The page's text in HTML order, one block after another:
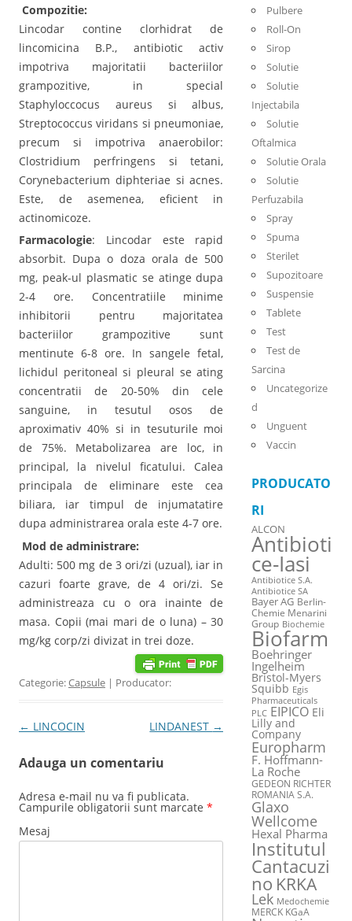
Compozitie:
Lincodar contine clorhidrat de
lincomicina B.P., antibiotic activ
impotriva majoritatii bacteriilor
grampozitive, in special
Staphyloccocus aureus si albus,
Streptococcus viridans si pneumoniae,
precum si impotriva anaerobilor:
Clostridium perfringens si tetani,
Corynebacterium diphteriae si acnes.
Este, de asemenea, eficient in
actinomicoze.
Farmacologie: Lincodar este rapid
absorbit. Dupa o doza orala de 500
mg, peak-ul plasmatic se atinge dupa
2-4 ore. Concentratiile minime
inhibitorii pentru majoritatea
bacteriilor grampozitive sunt
mentinute 6-8 ore. In sangele fetal,
lichidul peritoneal si pleural se ating
concentratii de 20-50% din cele
sanguine, in tesutul osos de
aproximativ 40% si in tesuturile moi
de 75%. Metabolizarea are loc, in
principal, la nivelul ficatului. Calea
principala de eliminare este cea
biliara, iar timpul de injumatatire
dupa administrarea orala este 4-7 ore.
Mod de administrare:
Adulti: 500 mg de 3 ori/zi (uzual), iar in
cazuri foarte grave, de 4 ori/zi. Se
administreaza cu o ora inainte de
masa. Copii (mai mari de o luna) – 30
mg/kg corp/zi divizat in trei doze.
Categorie:Capsule | Producator:
Post navigation
← LINCOCIN LINDANEST →
Adauga un comentariu
Adresa e-mail nu va fi publicata.
Campurile obligatorii sunt marcate *
Mesaj
Pulbere
Roll-On
Sirop
Solutie
Solutie
Injectabila
Solutie
Oftalmica
Solutie Orala
Solutie
Perfuzabila
Spray
Spuma
Sterilet
Supozitoare
Suspensie
Tablete
Test
Test de
Sarcina
Uncategorize
d
Unguent
Vaccin
PRODUCATO
RI
ALCON
Antibioti
ce-Iasi
Antibiotice S.A.
Antibiotice SA
Bayer AG Berlin-
Chemie Menarini
Group Biochemie
Biofarm
Boehringer
Ingelheim
Bristol-Myers
Squibb Egis
Pharmaceuticals
PLC EIPICO Eli
Lilly and
Company
Europharm
F. Hoffmann-
La Roche
GEDEON RICHTER
ROMANIA S.A.
Glaxo
Wellcome
Hexal Pharma
Institutul
Cantacuzi
no KRKA
Lek Medochemie
MERCK KGaA